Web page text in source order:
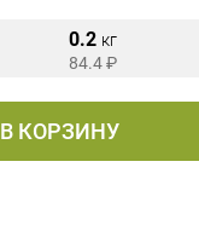
0.2 кг
84.4₽
В КОРЗИНУ